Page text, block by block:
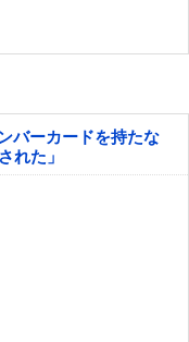
バーカードを持たな
れた」